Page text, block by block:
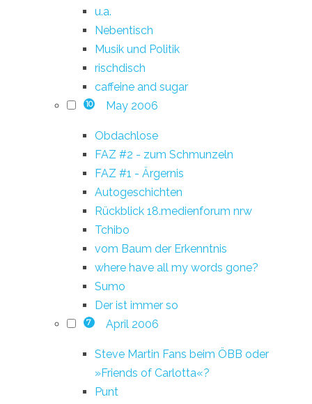
u.a.
Nebentisch
Musik und Politik
rischdisch
caffeine and sugar
10 May 2006
Obdachlose
FAZ #2 - zum Schmunzeln
FAZ #1 - Ärgernis
Autogeschichten
Rückblick 18.medienforum nrw
Tchibo
vom Baum der Erkenntnis
where have all my words gone?
Sumo
Der ist immer so
7 April 2006
Steve Martin Fans beim ÖBB oder
»Friends of Carlotta«?
Punt